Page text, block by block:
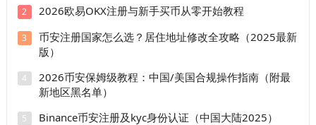
2 2026欧易OKX注册与新手买币从零开始教程
3
币安注册国家怎么选？居住地址修改全攻略（2025最新
版）
4
2026币安保姆级教程：中国/美国合规操作指南（附最
新地区黑名单）
5 Binance币安注册及kyc身份认证（中国大陆2025）